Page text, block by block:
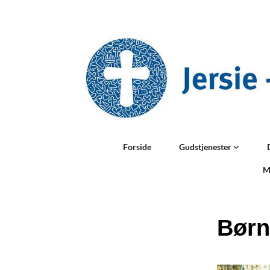
Forside Gudstjenester